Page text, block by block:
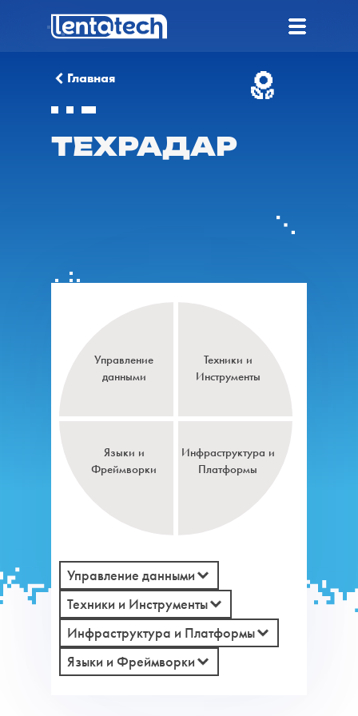
Главная
ТЕХРАДАР
Управление данными
Техники и Инструменты
Управление
данными
Техники и
Инструменты
Языки и
Фреймворки
Инфраструктура и
Платформы
Инфраструктура и Платформы
Языки и Фреймворки